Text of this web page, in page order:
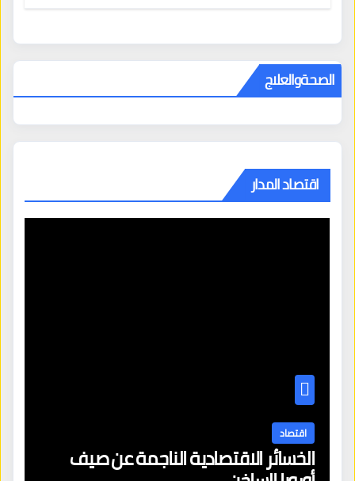
الصحةوالعلاج
اقتصاد المدار
اقتصاد
الخسائر الاقتصادية الناجمة عن صيف